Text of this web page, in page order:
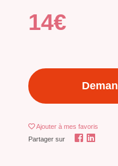
14€
Ajouter à mes favoris
Partager sur